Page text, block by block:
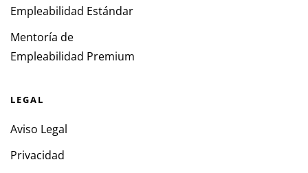
Empleabilidad Estándar
Mentoría de
Empleabilidad Premium
LEGAL
Aviso Legal
Privacidad